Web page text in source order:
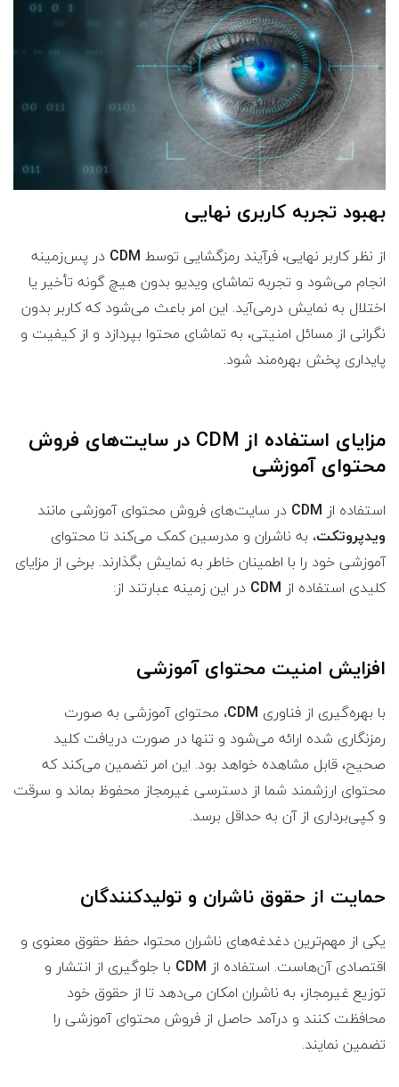
بهبود تجربه کاربری نهایی
از نظر کاربر نهایی، فرآیند رمزگشایی توسط CDM در پس‌زمینه
انجام می‌شود و تجربه تماشای ویدیو بدون هیچ گونه تأخیر یا
اختلال به نمایش درمی‌آید. این امر باعث می‌شود که کاربر بدون
نگرانی از مسائل امنیتی، به تماشای محتوا بپردازد و از کیفیت و
پایداری پخش بهره‌مند شود.
مزایای استفاده از CDM در سایت‌های فروش
محتوای آموزشی
استفاده از CDM در سایت‌های فروش محتوای آموزشی مانند
ویدپروتکت، به ناشران و مدرسین کمک می‌کند تا محتوای
آموزشی خود را با اطمینان خاطر به نمایش بگذارند. برخی از مزایای
کلیدی استفاده از CDM در این زمینه عبارتند از:
افزایش امنیت محتوای آموزشی
با بهره‌گیری از فناوری CDM، محتوای آموزشی به صورت
رمزنگاری شده ارائه می‌شود و تنها در صورت دریافت کلید
صحیح، قابل مشاهده خواهد بود. این امر تضمین می‌کند که
محتوای ارزشمند شما از دسترسی غیرمجاز محفوظ بماند و سرقت
و کپی‌برداری از آن به حداقل برسد.
حمایت از حقوق ناشران و تولیدکنندگان
یکی از مهم‌ترین دغدغه‌های ناشران محتوا، حفظ حقوق معنوی و
اقتصادی آن‌هاست. استفاده از CDM با جلوگیری از انتشار و
توزیع غیرمجاز، به ناشران امکان می‌دهد تا از حقوق خود
محافظت کنند و درآمد حاصل از فروش محتوای آموزشی را
تضمین نمایند.